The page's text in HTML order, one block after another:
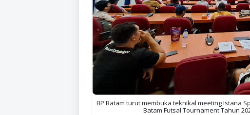
BP Batam turut membuka teknikal meeting Istana
Batam Futsal Tournament Tahun